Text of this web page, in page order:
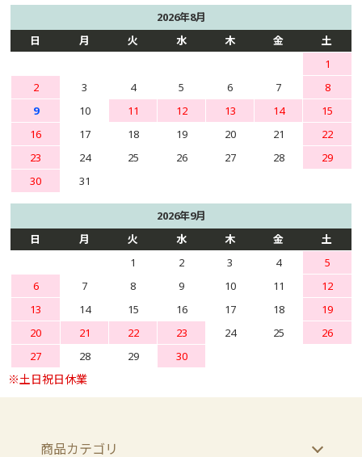
2026年8月
日
月 火 水 木 金
土
1
2
3 4 5 6 7
8
9
10 11 12 13 14
15
16
17 18 19 20 21
22
23
24 25 26 27 28
29
30
31
2026年9月
日
月 火 水 木 金
土
1
2 3 4
5
6
7 8 9 10 11
12
13
14 15 16 17 18
19
20
21 22 23 24 25
26
27
28 29 30
商品カテゴリ